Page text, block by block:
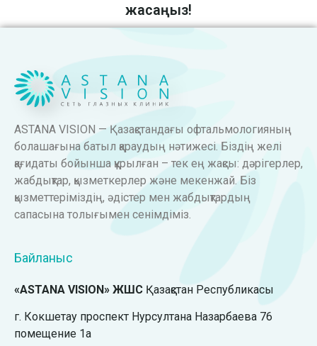
жасаңыз!
ASTANA VISION — Қазақстандағы офтальмологияның
болашағына батыл қараудың нәтижесі. Біздің желі
қағидаты бойынша құрылған – тек ең жақсы: дәрігерлер,
жабдықтар, қызметкерлер және мекенжай. Біз
қызметтеріміздің, әдістер мен жабдықтардың
сапасына толығымен сенімдіміз.
Байланыс
«ASTANA VISION» ЖШС Қазақстан Республикасы
г. Кокшетау проспект Нурсултана Назарбаева 76
помещение 1а